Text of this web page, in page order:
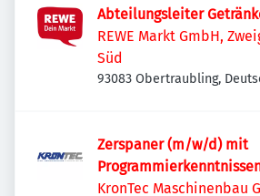
Abteilungsleiter
REWE Markt GmbH,
Süd
93083 Obertraubling,
Zerspaner (m/w/d) mit
KronTec Maschinenbau